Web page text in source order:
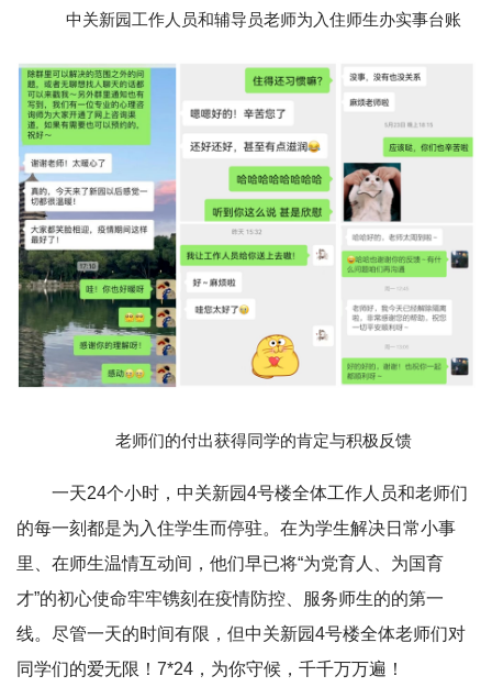
中关新园工作人员和辅导员老师为入住师生办实事台账
老师们的付出获得同学的肯定与积极反馈
一天24个小时，中关新园4号楼全体工作人员和老师们
的每一刻都是为入住学生而停驻。在为学生解决日常小事
里、在师生温情互动间，他们早已将“为党育人、为国育
才”的初心使命牢牢镌刻在疫情防控、服务师生的的第一
线。尽管一天的时间有限，但中关新园4号楼全体老师们对
同学们的爱无限！7*24，为你守候，千千万万遍！